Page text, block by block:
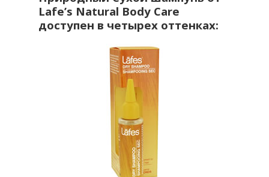
Lafe’s Natural Body Care
доступен в четырех оттенках: